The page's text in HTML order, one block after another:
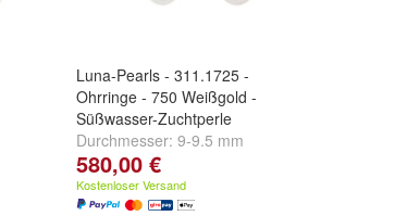
Luna-Pearls - 311.1725 -
Ohrringe - 750 Weißgold -
Süßwasser-Zuchtperle
Durchmesser: 9-9.5 mm
580,00 €
Kostenloser Versand